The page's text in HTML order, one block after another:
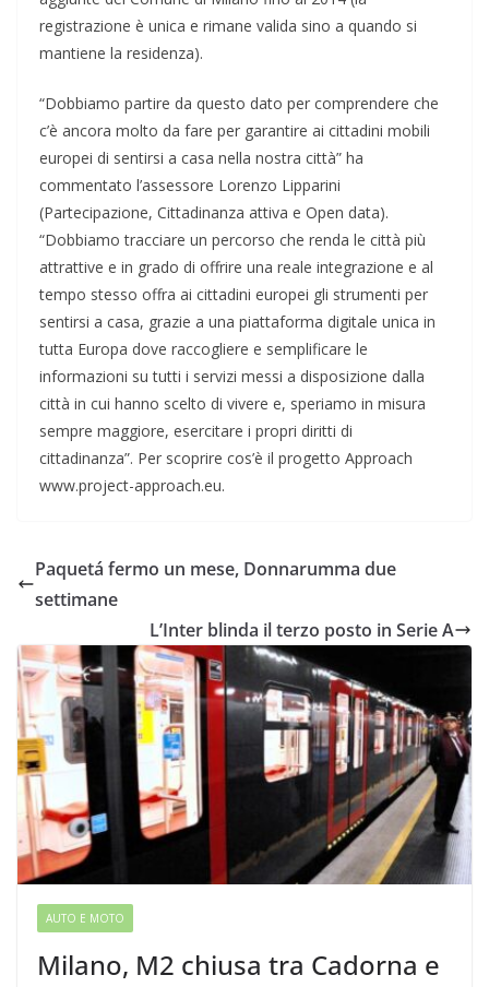
registrazione è unica e rimane valida sino a quando si
mantiene la residenza).
“Dobbiamo partire da questo dato per comprendere che
c’è ancora molto da fare per garantire ai cittadini mobili
europei di sentirsi a casa nella nostra città” ha
commentato l’assessore Lorenzo Lipparini
(Partecipazione, Cittadinanza attiva e Open data).
“Dobbiamo tracciare un percorso che renda le città più
attrattive e in grado di offrire una reale integrazione e al
tempo stesso offra ai cittadini europei gli strumenti per
sentirsi a casa, grazie a una piattaforma digitale unica in
tutta Europa dove raccogliere e semplificare le
informazioni su tutti i servizi messi a disposizione dalla
città in cui hanno scelto di vivere e, speriamo in misura
sempre maggiore, esercitare i propri diritti di
cittadinanza”. Per scoprire cos’è il progetto Approach
www.project-approach.eu.
Paquetá fermo un mese, Donnarumma due
settimane
L’Inter blinda il terzo posto in Serie A
AUTO E MOTO
Milano, M2 chiusa tra Cadorna e